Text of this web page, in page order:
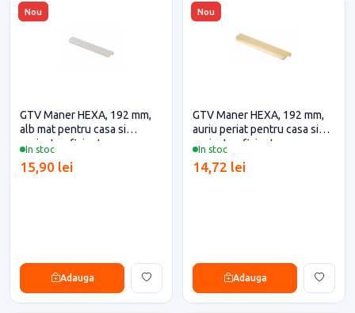
Nou
In stoc
GTV Maner HEXA, 192 mm,
alb mat pentru casa si
proiecte eficiente
15,90 lei
Adauga
Nou
In stoc
GTV Maner HEXA, 192 mm,
auriu periat pentru casa si
proiecte eficiente
14,72 lei
Adauga